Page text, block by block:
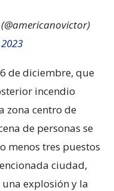
de diciembre, que
incendio
zona centro de
de personas se
menos tres puestos
ciudad,
explosión y la